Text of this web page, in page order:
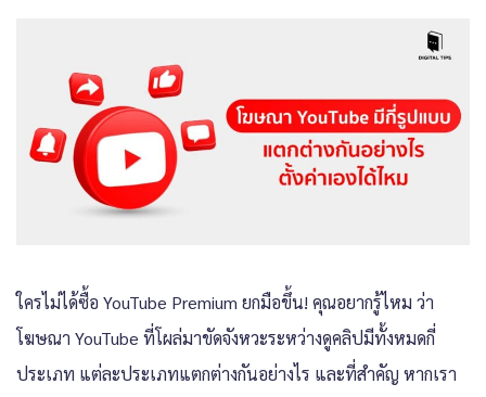
ใครไม่ได้ซื้อ YouTube Premium ยกมือขึ้น! คุณอยากรู้ไหม ว่า
โฆษณา YouTube ที่โผล่มาขัดจังหวะระหว่างดูคลิปมีทั้งหมดกี่
ประเภท แต่ละประเภทแตกต่างกันอย่างไร และที่สำคัญ หากเรา